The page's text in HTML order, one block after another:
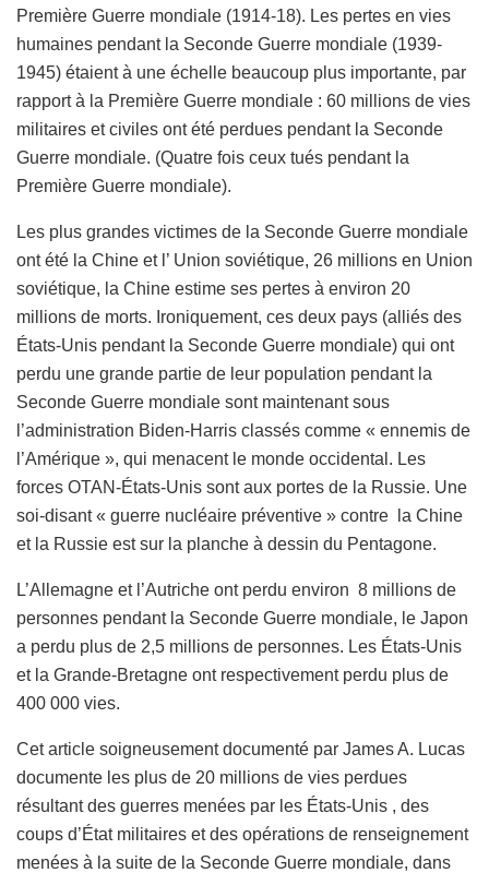
Première Guerre mondiale (1914-18). Les pertes en vies
humaines pendant la Seconde Guerre mondiale (1939-
1945) étaient à une échelle beaucoup plus importante, par
rapport à la Première Guerre mondiale : 60 millions de vies
militaires et civiles ont été perdues pendant la Seconde
Guerre mondiale. (Quatre fois ceux tués pendant la
Première Guerre mondiale).
Les plus grandes victimes de la Seconde Guerre mondiale
ont été la Chine et l’ Union soviétique, 26 millions en Union
soviétique, la Chine estime ses pertes à environ 20
millions de morts. Ironiquement, ces deux pays (alliés des
États-Unis pendant la Seconde Guerre mondiale) qui ont
perdu une grande partie de leur population pendant la
Seconde Guerre mondiale sont maintenant sous
l’administration Biden-Harris classés comme « ennemis de
l’Amérique », qui menacent le monde occidental. Les
forces OTAN-États-Unis sont aux portes de la Russie. Une
soi-disant « guerre nucléaire préventive » contre la Chine
et la Russie est sur la planche à dessin du Pentagone.
L’Allemagne et l’Autriche ont perdu environ 8 millions de
personnes pendant la Seconde Guerre mondiale, le Japon
a perdu plus de 2,5 millions de personnes. Les États-Unis
et la Grande-Bretagne ont respectivement perdu plus de
400 000 vies.
Cet article soigneusement documenté par James A. Lucas
documente les plus de 20 millions de vies perdues
résultant des guerres menées par les États-Unis , des
coups d’État militaires et des opérations de renseignement
menées à la suite de la Seconde Guerre mondiale, dans